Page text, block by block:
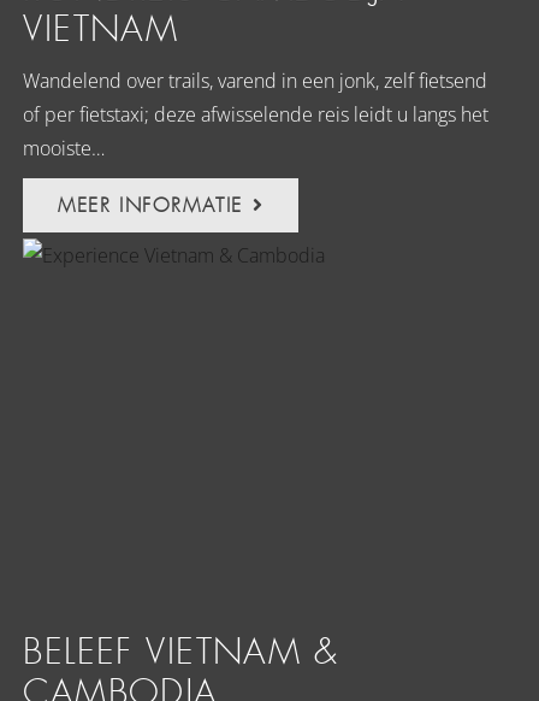
VIETNAM
Wandelend over trails, varend in een jonk, zelf fietsend
of per fietstaxi; deze afwisselende reis leidt u langs het
mooiste…
MEER INFORMATIE
BELEEF VIETNAM &